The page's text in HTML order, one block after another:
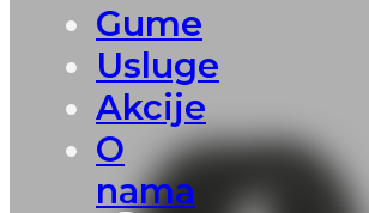
Gume
Usluge
Akcije
O
nama